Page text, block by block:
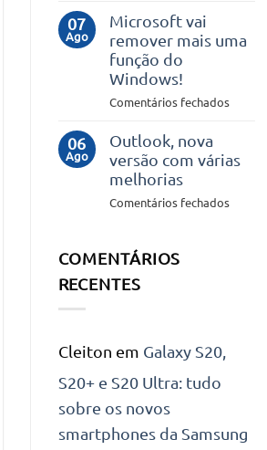
da
não
seu
07
Ago
Microsoft vai
remover mais uma
função do
Windows!
Comentários fechadosem
remover
função
06
Ago
Outlook, nova
versão com várias
melhorias
Comentários fechadosem
COMENTÁRIOS
RECENTES
Cleiton em Galaxy S20,
S20+ e S20 Ultra: tudo
sobre os novos
smartphones da Samsung